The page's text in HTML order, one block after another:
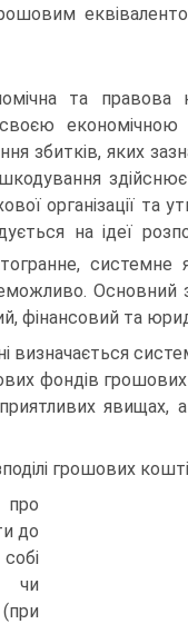
та правова
своєю
збитків, яких
організації та
на ідеї
Основний
фінансовий та
визначається
фондів
грошових
про
до
чи